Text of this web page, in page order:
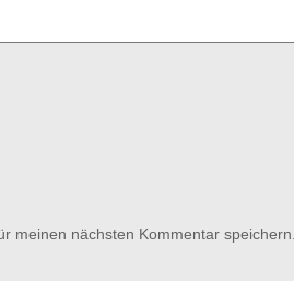
meinen nächsten Kommentar speichern.